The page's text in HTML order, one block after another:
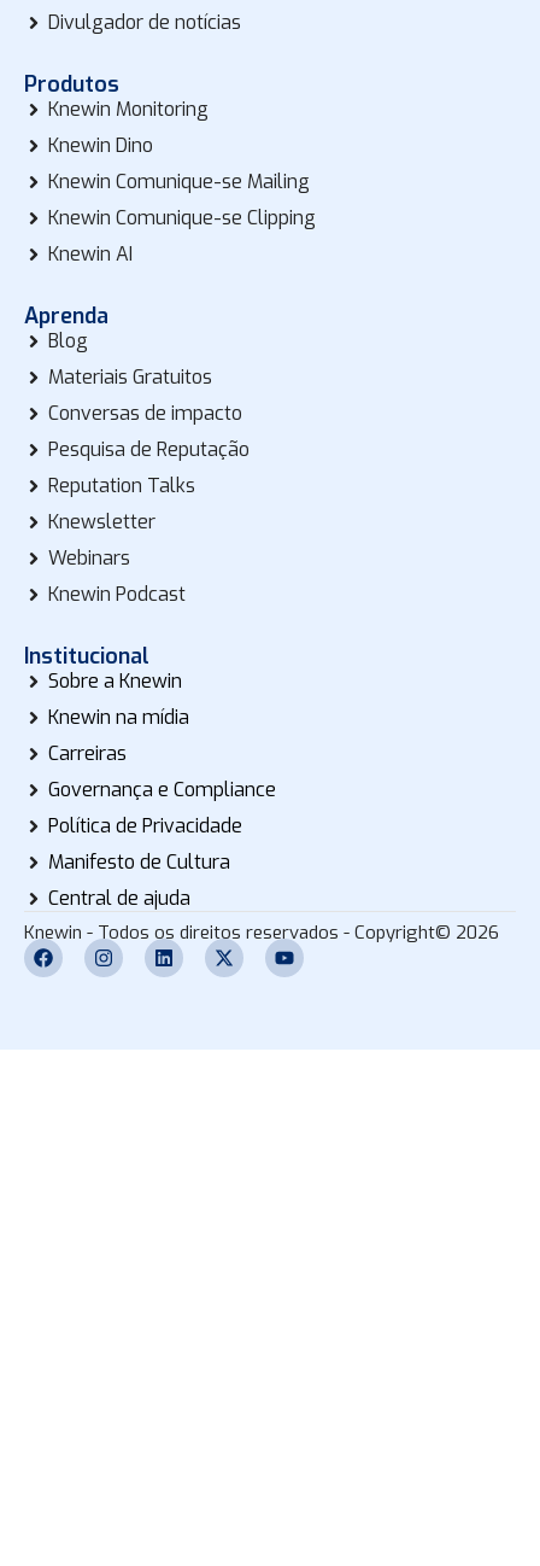
Divulgador de notícias
Produtos
Knewin Monitoring
Knewin Dino
Knewin Comunique-se Mailing
Knewin Comunique-se Clipping
Knewin AI
Aprenda
Blog
Materiais Gratuitos
Conversas de impacto
Pesquisa de Reputação
Reputation Talks
Knewsletter
Webinars
Knewin Podcast
Institucional
Sobre a Knewin
Knewin na mídia
Carreiras
Governança e Compliance
Política de Privacidade
Manifesto de Cultura
Central de ajuda
Knewin - Todos os direitos reservados - Copyright© 2026